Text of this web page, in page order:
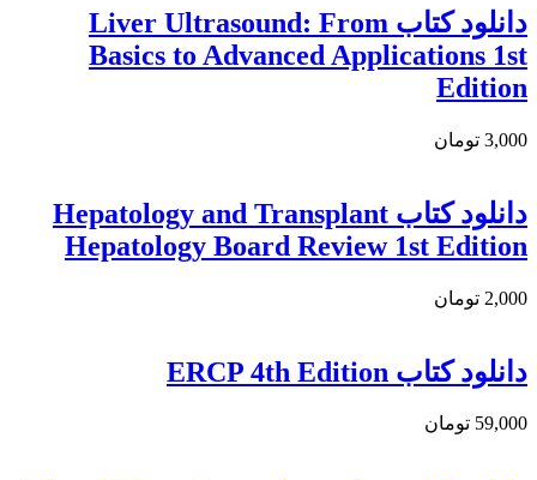
دانلود کتاب Liver Ultrasound: From
Basics to Advanced Applications 1st
Edition
3,000 تومان
دانلود کتاب Hepatology and Transplant
Hepatology Board Review 1st Edition
2,000 تومان
دانلود کتاب ERCP 4th Edition
59,000 تومان